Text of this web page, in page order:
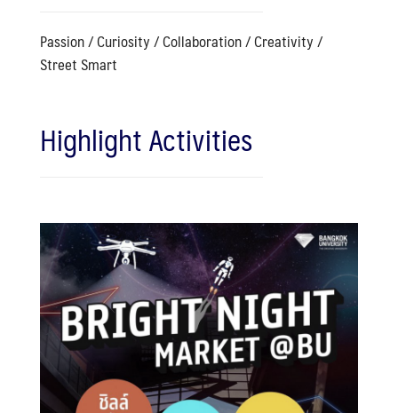
Search
for:
Search
Passion / Curiosity / Collaboration / Creativity /
Street Smart
Highlight Activities